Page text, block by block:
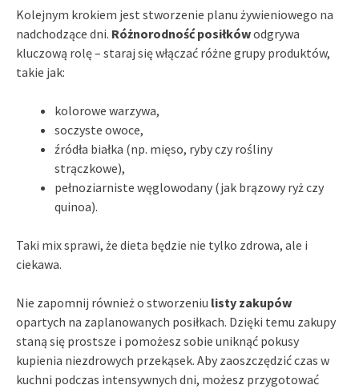
Kolejnym krokiem jest stworzenie planu żywieniowego na
nadchodzące dni. Różnorodność posiłkówodgrywa
kluczową rolę – staraj się włączać różne grupy produktów,
takie jak:
kolorowe warzywa,
soczyste owoce,
źródła białka (np. mięso, ryby czy rośliny
strączkowe),
pełnoziarniste węglowodany (jak brązowy ryż czy
quinoa).
Taki mix sprawi, że dieta będzie nie tylko zdrowa, ale i
ciekawa.
Nie zapomnij również o stworzeniu listy zakupów
opartych na zaplanowanych posiłkach. Dzięki temu zakupy
staną się prostsze i pomożesz sobie uniknąć pokusy
kupienia niezdrowych przekąsek. Aby zaoszczędzić czas w
kuchni podczas intensywnych dni, możesz przygotować